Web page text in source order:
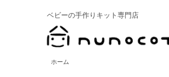
ベビーの手作りキット専門店
ホーム